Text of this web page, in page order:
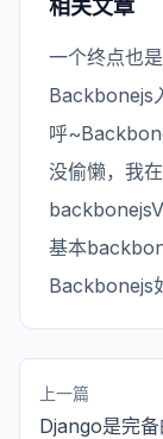
相关文章
一个终点也
Backbonejs
呼
没偷懒，我
基本
Backbonejs
上一篇
Django是完备